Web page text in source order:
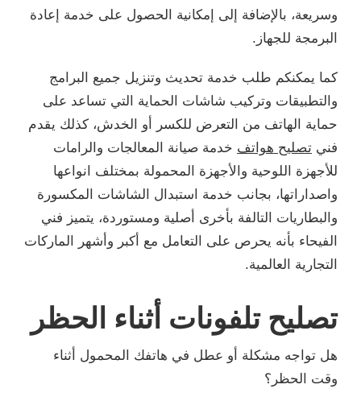
وسريعة، بالإضافة إلى إمكانية الحصول على خدمة إعادة
البرمجة للجهاز.
كما يمكنكم طلب خدمة تحديث وتنزيل جميع البرامج
والتطبيقات وتركيب شاشات الحماية التي تساعد على
حماية الهاتف من التعرض للكسر أو الخدش، كذلك يقدم
فني تصليح هواتف خدمة صيانة المعالجات والرامات
للأجهزة اللوحية والأجهزة المحمولة بمختلف انواعها
واصداراتها، بجانب خدمة استبدال الشاشات المكسورة
والبطاريات التالفة بأخرى أصلية ومستوردة، يتميز فني
الفيحاء بأنه يحرص على التعامل مع أكبر وأشهر الماركات
التجارية العالمية.
تصليح تلفونات أثناء الحظر
هل تواجه مشكلة أو عطل في هاتفك المحمول أثناء
وقت الحظر؟